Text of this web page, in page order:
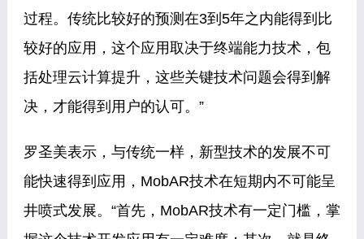
过程。传统比较好的预测在3到5年之内能得到比
较好的应用，这个应用取决于终端能力技术，包
括处理云计算提升，这些关键技术问题会得到解
决，才能得到用户的认可。”
罗圣美表示，与传统一样，新型技术的发展不可
能快速得到应用，MobAR技术在短期内不可能呈
井喷式发展。“首先，MobAR技术有一定门槛，掌